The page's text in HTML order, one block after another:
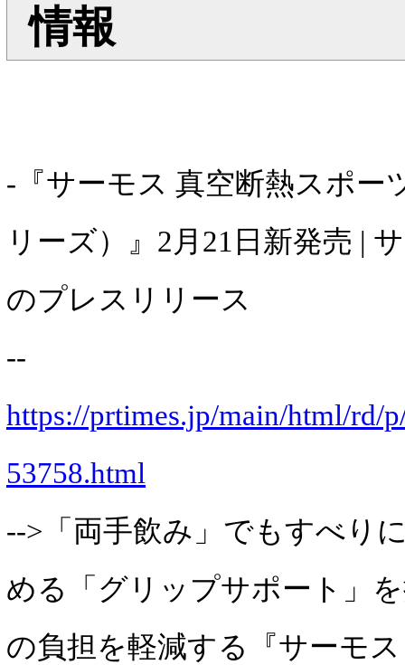
情報
-『サーモス 真空断熱スポー
リーズ）』2月21日新発売 |
のプレスリリース
--
https://prtimes.jp/main/html/rd/
53758.html
-->「両手飲み」でもすべり
める「グリップサポート」
の負担を軽減する『サーモ